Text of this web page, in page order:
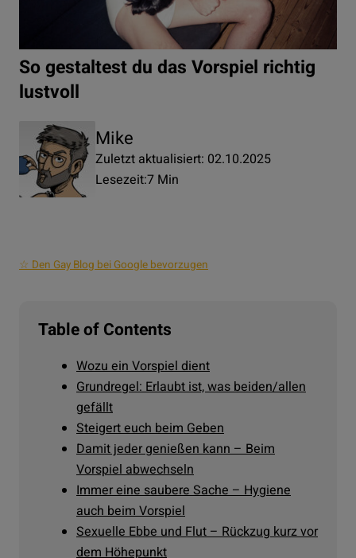
So gestaltest du das Vorspiel richtig
lustvoll
Mike
Zuletzt aktualisiert: 02.10.2025
Lesezeit:7 Min
☆ Den Gay Blog bei Google bevorzugen
Table of Contents
Wozu ein Vorspiel dient
Grundregel: Erlaubt ist, was beiden/allen
gefällt
Steigert euch beim Geben
Damit jeder genießen kann – Beim
Vorspiel abwechseln
Immer eine saubere Sache – Hygiene
auch beim Vorspiel
Sexuelle Ebbe und Flut – Rückzug kurz vor
dem Höhepunkt